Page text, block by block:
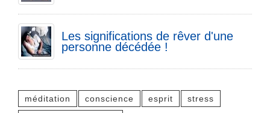
Les significations de rêver d'une
personne décédée !
méditation conscience esprit stress